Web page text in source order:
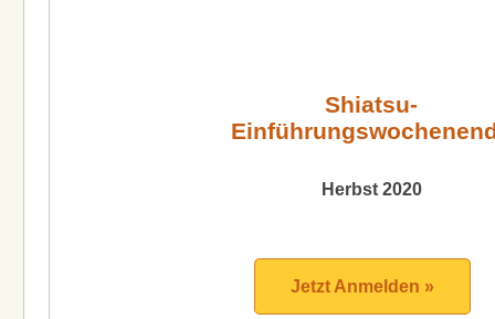
Shiatsu-
Herbst 2020
Jetzt Anmelden »